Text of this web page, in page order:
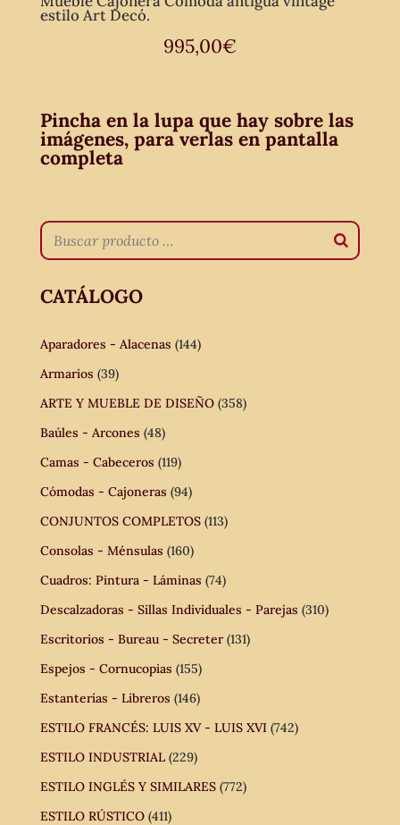
estilo Art Decó.
995,00€
Pincha en la lupa que hay sobre las
imágenes, para verlas en pantalla
completa
CATÁLOGO
Aparadores - Alacenas (144)
Armarios (39)
ARTE Y MUEBLE DE DISEÑO (358)
Baúles - Arcones (48)
Camas - Cabeceros (119)
Cómodas - Cajoneras (94)
CONJUNTOS COMPLETOS (113)
Consolas - Ménsulas (160)
Cuadros: Pintura - Láminas (74)
Descalzadoras - Sillas Individuales - Parejas (310)
Escritorios - Bureau - Secreter (131)
Espejos - Cornucopias (155)
Estanterías - Libreros (146)
ESTILO FRANCÉS: LUIS XV - LUIS XVI (742)
ESTILO INDUSTRIAL (229)
ESTILO INGLÉS Y SIMILARES (772)
ESTILO RÚSTICO (411)